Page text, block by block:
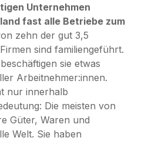
Unternehmen
fast alle Betriebe zum
zehn der gut 3,5
sind familiengeführt.
sie etwas
Arbeitnehmer:innen.
nur innerhalb
Die meisten von
Güter, Waren und
Welt. Sie haben